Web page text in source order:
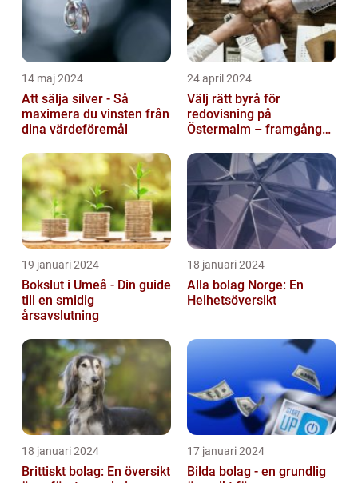
14 maj 2024
Att sälja silver - Så
maximera du vinsten från
dina värdeföremål
24 april 2024
Välj rätt byrå för
redovisning på
Östermalm – framgång
19 januari 2024
Bokslut i Umeå - Din guide
till en smidig
årsavslutning
18 januari 2024
Alla bolag Norge: En
Helhetsöversikt
18 januari 2024
Brittiskt bolag: En översikt
17 januari 2024
Bilda bolag - en grundlig